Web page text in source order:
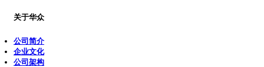
关于华众
公司简介
企业文化
公司架构